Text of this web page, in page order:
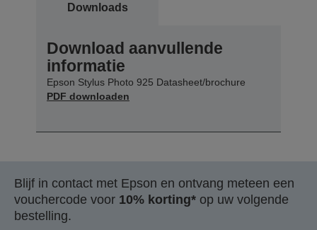
Downloads
Download aanvullende
informatie
Epson Stylus Photo 925 Datasheet/brochure
PDF downloaden
Blijf in contact met Epson en ontvang meteen een
vouchercode voor 10% korting* op uw volgende
bestelling.